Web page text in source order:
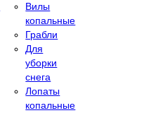
Вилы
копальные
Грабли
Для
уборки
снега
Лопаты
копальные